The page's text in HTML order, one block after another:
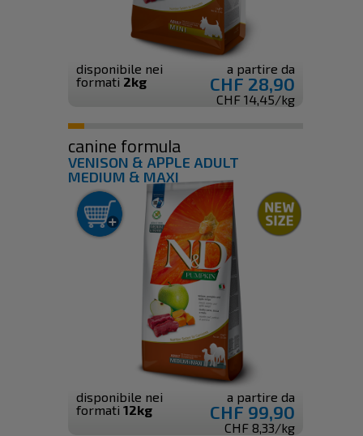
disponibile nei
formati 2kg
a partire da
CHF 28,90
CHF 14,45/kg
canine formula
VENISON & APPLE ADULT
MEDIUM & MAXI
disponibile nei
formati 12kg
a partire da
CHF 99,90
CHF 8,33/kg